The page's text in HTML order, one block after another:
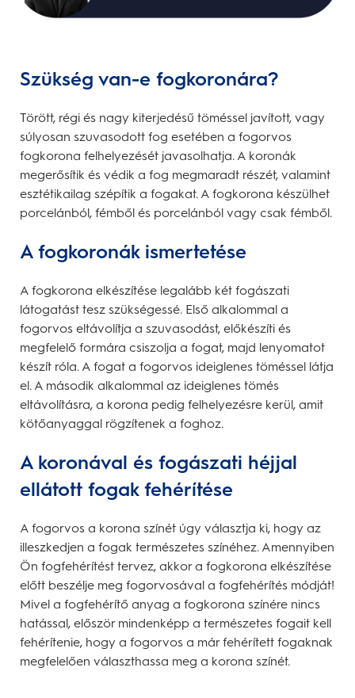
Szükség van-e fogkoronára?
Törött, régi és nagy kiterjedésű töméssel javított, vagy
súlyosan szuvasodott fog esetében a fogorvos
fogkorona felhelyezését javasolhatja. A koronák
megerősítik és védik a fog megmaradt részét, valamint
esztétikailag szépítik a fogakat. A fogkorona készülhet
porcelánból, fémből és porcelánból vagy csak fémből.
A fogkoronák ismertetése
A fogkorona elkészítése legalább két fogászati
látogatást tesz szükségessé. Első alkalommal a
fogorvos eltávolítja a szuvasodást, előkészíti és
megfelelő formára csiszolja a fogat, majd lenyomatot
készít róla. A fogat a fogorvos ideiglenes töméssel látja
el. A második alkalommal az ideiglenes tömés
eltávolításra, a korona pedig felhelyezésre kerül, amit
kötőanyaggal rögzítenek a foghoz.
A koronával és fogászati héjjal
ellátott fogak fehérítése
A fogorvos a korona színét úgy választja ki, hogy az
illeszkedjen a fogak természetes színéhez. Amennyiben
Ön fogfehérítést tervez, akkor a fogkorona elkészítése
előtt beszélje meg fogorvosával a fogfehérítés módját!
Mivel a fogfehérítő anyag a fogkorona színére nincs
hatással, először mindenképp a természetes fogait kell
fehérítenie, hogy a fogorvos a már fehérített fogaknak
megfelelően választhassa meg a korona színét.